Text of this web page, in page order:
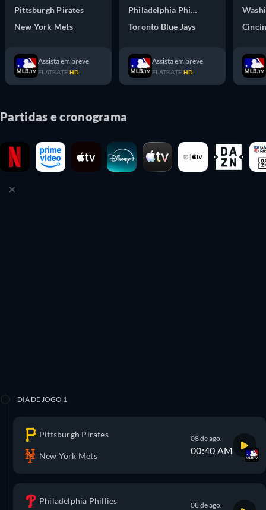
Pittsburgh Pirates
New York Mets
Assista em breve
FLATRATE HD
Philadelphia Phillies
Toronto Blue Jays
Assista em breve
FLATRATE HD
Partidas e cronograma
DIA DE JOGO 1
Pittsburgh Pirates
New York Mets
08 de ago.
00:40 AM
Philadelphia Phillies 08 de ago.